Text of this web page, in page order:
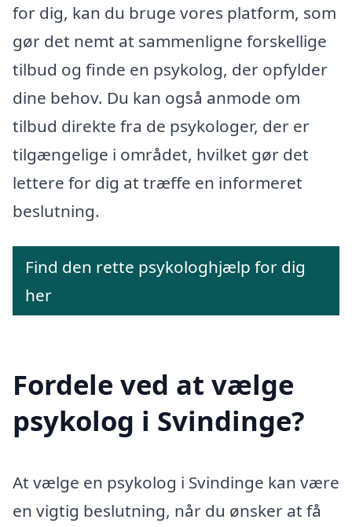
for dig, kan du bruge vores platform, som
gør det nemt at sammenligne forskellige
tilbud og finde en psykolog, der opfylder
dine behov. Du kan også anmode om
tilbud direkte fra de psykologer, der er
tilgængelige i området, hvilket gør det
lettere for dig at træffe en informeret
beslutning.
Find den rette psykologhjælp for dig
her
Fordele ved at vælge
psykolog i Svindinge?
At vælge en psykolog i Svindinge kan være
en vigtig beslutning, når du ønsker at få